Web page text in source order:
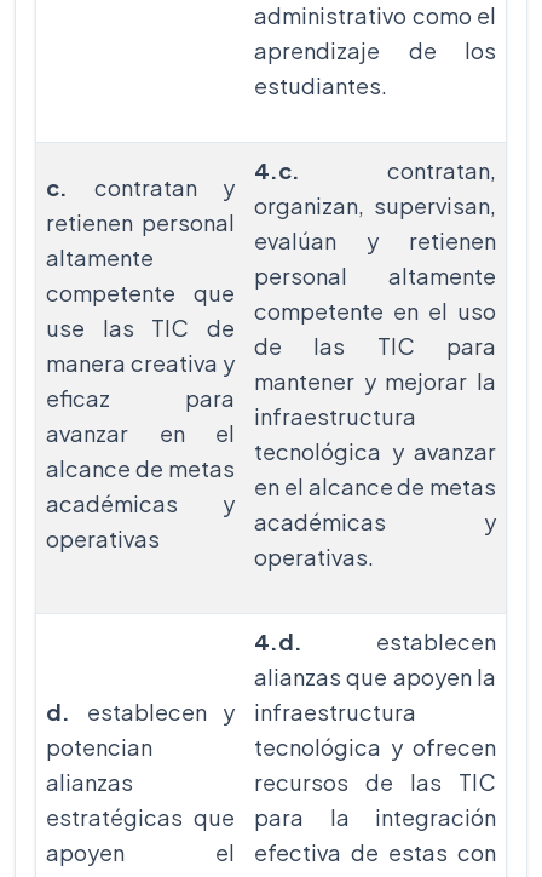
administrativo como el
aprendizaje de los
estudiantes.
c. contratan y
retienen personal
altamente
competente que
use las TIC de
manera creativa y
eficaz para
avanzar en el
alcance de metas
académicas y
operativas
4.c. contratan,
organizan, supervisan,
evalúan y retienen
personal altamente
competente en el uso
de las TIC para
mantener y mejorar la
infraestructura
tecnológica y avanzar
en el alcance de metas
académicas y
operativas.
d. establecen y
potencian
alianzas
estratégicas que
apoyen el
4.d. establecen
alianzas que apoyen la
infraestructura
tecnológica y ofrecen
recursos de las TIC
para la integración
efectiva de estas con